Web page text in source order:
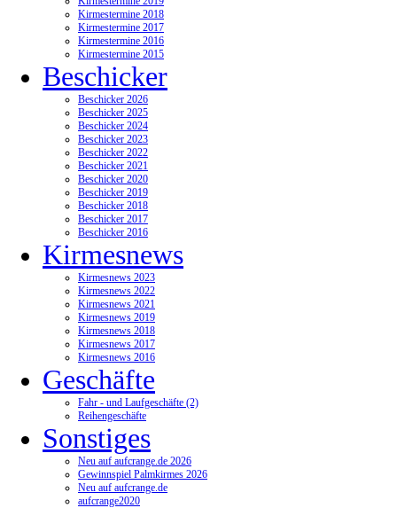
Kirmestermine 2018
Kirmestermine 2017
Kirmestermine 2016
Kirmestermine 2015
Beschicker
Beschicker 2026
Beschicker 2025
Beschicker 2024
Beschicker 2023
Beschicker 2022
Beschicker 2021
Beschicker 2020
Beschicker 2019
Beschicker 2018
Beschicker 2017
Beschicker 2016
Kirmesnews
Kirmesnews 2023
Kirmesnews 2022
Kirmesnews 2021
Kirmesnews 2019
Kirmesnews 2018
Kirmesnews 2017
Kirmesnews 2016
Geschäfte
Fahr - und Laufgeschäfte (2)
Reihengeschäfte
Sonstiges
Neu auf aufcrange.de 2026
Gewinnspiel Palmkirmes 2026
Neu auf aufcrange.de
aufcrange2020